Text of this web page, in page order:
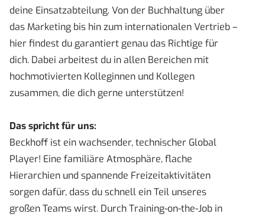
deine Einsatzabteilung. Von der Buchhaltung über
das Marketing bis hin zum internationalen Vertrieb –
hier findest du garantiert genau das Richtige für
dich. Dabei arbeitest du in allen Bereichen mit
hochmotivierten Kolleginnen und Kollegen
zusammen, die dich gerne unterstützen!
Das spricht für uns:
Beckhoff ist ein wachsender, technischer Global
Player! Eine familiäre Atmosphäre, flache
Hierarchien und spannende Freizeitaktivitäten
sorgen dafür, dass du schnell ein Teil unseres
großen Teams wirst. Durch Training-on-the-Job in